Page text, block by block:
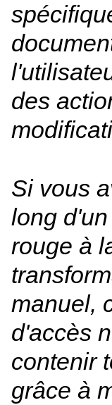
des
Si vous
long
rouge à
manuel,
d'accès
contenir
grâce à